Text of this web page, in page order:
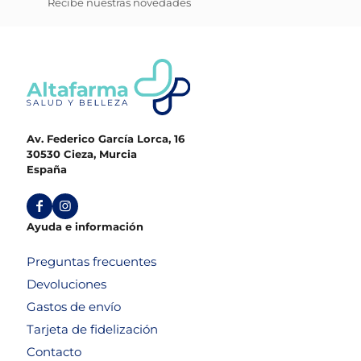
Av. Federico García Lorca, 16
30530 Cieza, Murcia
España
Ayuda e información
Preguntas frecuentes
Devoluciones
Gastos de envío
Tarjeta de fidelización
Contacto